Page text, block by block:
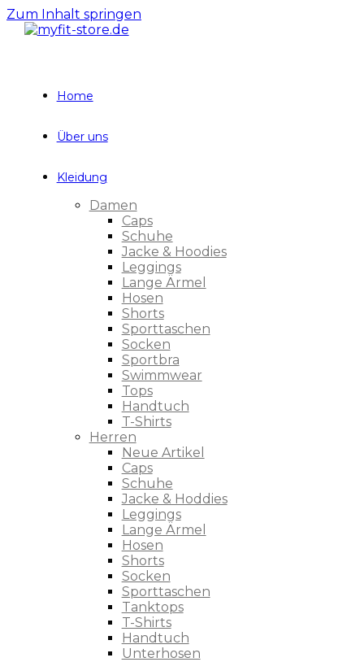
Zum Inhalt springen
Home
Über uns
Kleidung
Damen
Caps
Schuhe
Jacke & Hoodies
Leggings
Lange Ärmel
Hosen
Shorts
Sporttaschen
Socken
Sportbra
Swimmwear
Tops
Handtuch
T-Shirts
Herren
Neue Artikel
Caps
Schuhe
Jacke & Hoddies
Leggings
Lange Ärmel
Hosen
Shorts
Socken
Sporttaschen
Tanktops
T-Shirts
Handtuch
Unterhosen